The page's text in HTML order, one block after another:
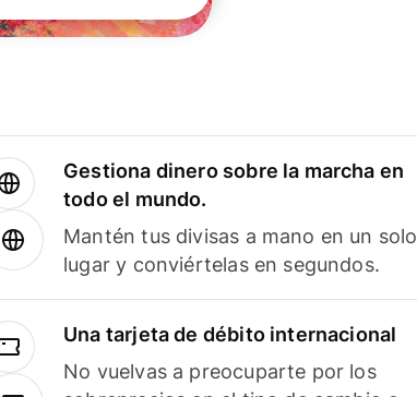
Gestiona dinero sobre la marcha en
todo el mundo.
Mantén tus divisas a mano en un solo
lugar y conviértelas en segundos.
Una tarjeta de débito internacional
No vuelvas a preocuparte por los